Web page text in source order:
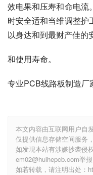
效电果和压寿和命电流
时安全适和当维调整护
以身达和到最财产佳的
和使用寿命。
专业PCB线路板制造厂
本文内容由互联网用户自
仅提供信息存储空间服务
如发现本站有涉嫌抄袭侵
em02@huihepcb.com举
如若转载，请注明出处：